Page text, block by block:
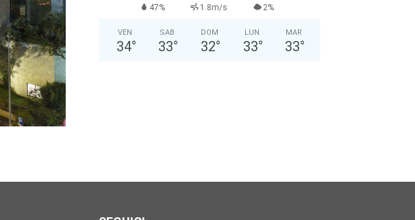
Maschio
Femmina
Anno di Nascita: *
Professione: *
47% 1.8m/s 2%
VEN
34°
SAB
33°
DOM
32°
LUN
33°
MAR
33°